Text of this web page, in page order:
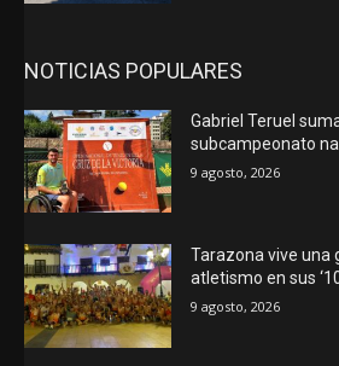
NOTICIAS POPULARES
Gabriel Teruel
subcampeonato
9 agosto, 2026
Tarazona vive una
atletismo en sus
9 agosto, 2026